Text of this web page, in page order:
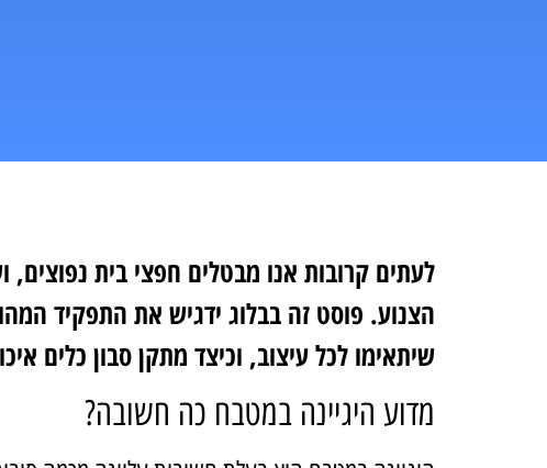
לעתים קרובות אנו מבטלים חפצי בית נפוצים,
הצנוע. פוסט זה בבלוג ידגיש את התפקיד
שיתאימו לכל עיצוב, וכיצד מתקן סבון כלים
מדוע היגיינה במטבח כה חשובה?